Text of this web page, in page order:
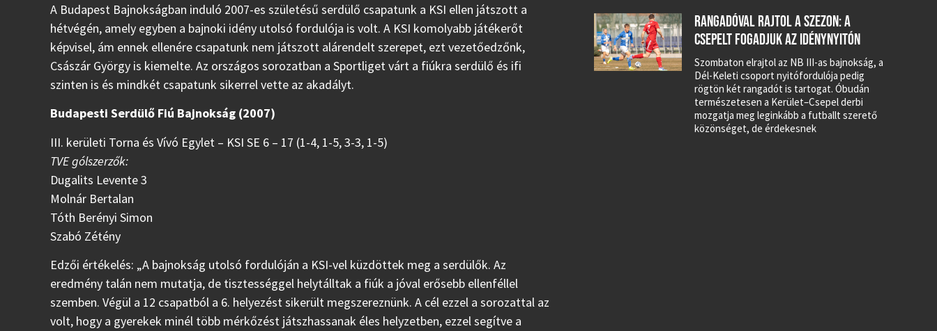
A Budapest Bajnokságban induló 2007-es születésű serdülő csapatunk a KSI ellen játszott a
hétvégén, amely egyben a bajnoki idény utolsó fordulója is volt. A KSI komolyabb játékerőt
képvisel, ám ennek ellenére csapatunk nem játszott alárendelt szerepet, ezt vezetőedzőnk,
Császár György is kiemelte. Az országos sorozatban a Sportliget várt a fiúkra serdülő és ifi
szinten is és mindkét csapatunk sikerrel vette az akadályt.
Budapesti Serdülő Fiú Bajnokság (2007)
III. kerületi Torna és Vívó Egylet – KSI SE 6 – 17 (1-4, 1-5, 3-3, 1-5)
TVE gólszerzők:
Dugalits Levente 3
Molnár Bertalan
Tóth Berényi Simon
Szabó Zétény
Edzői értékelés: „A bajnokság utolsó fordulóján a KSI-vel küzdöttek meg a serdülők. Az
eredmény talán nem mutatja, de tisztességgel helytálltak a fiúk a jóval erősebb ellenféllel
szemben. Végül a 12 csapatból a 6. helyezést sikerült megszereznünk. A cél ezzel a sorozattal az
volt, hogy a gyerekek minél több mérkőzést játszhassanak éles helyzetben, ezzel segítve a
RANGADÓVAL RAJTOL A SZEZON: A
CSEPELT FOGADJUK AZ IDÉNYNYITÓN
Szombaton elrajtol az NB III-as bajnokság, a
Dél-Keleti csoport nyitófordulója pedig
rögtön két rangadót is tartogat. Óbudán
természetesen a Kerület–Csepel derbi
mozgatja meg leginkább a futballt szerető
közönséget, de érdekesnek